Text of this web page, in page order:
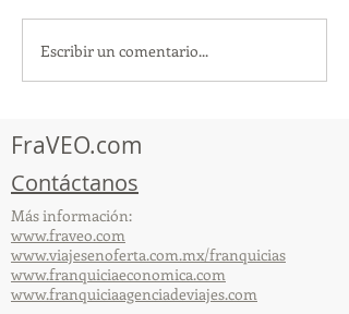
¡Acapulco y Guerrero se
Visten de Fiesta!
Escribir un comentario...
FraVEO.com
Contáctanos
Más información:
www.fraveo.com
www.viajesenoferta.com.mx/franquicias
www.franquiciaeconomica.com
www.franquiciaagenciadeviajes.com